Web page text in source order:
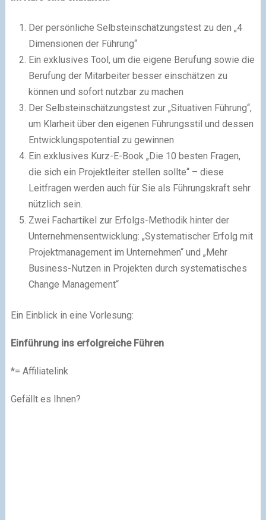
Der persönliche Selbsteinschätzungstest zu den „4
Dimensionen der Führung“
Ein exklusives Tool, um die eigene Berufung sowie die
Berufung der Mitarbeiter besser einschätzen zu
können und sofort nutzbar zu machen
Der Selbsteinschätzungstest zur „Situativen Führung“,
um Klarheit über den eigenen Führungsstil und dessen
Entwicklungspotential zu gewinnen
Ein exklusives Kurz-E-Book „Die 10 besten Fragen,
die sich ein Projektleiter stellen sollte“ – diese
Leitfragen werden auch für Sie als Führungskraft sehr
nützlich sein.
Zwei Fachartikel zur Erfolgs-Methodik hinter der
Unternehmensentwicklung: „Systematischer Erfolg mit
Projektmanagement im Unternehmen“ und „Mehr
Business-Nutzen in Projekten durch systematisches
Change Management“
Ein Einblick in eine Vorlesung:
Einführung ins erfolgreiche Führen
*= Affiliatelink
Gefällt es Ihnen?